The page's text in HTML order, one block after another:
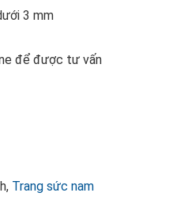
3 mm
để được tư vấn
Trang sức nam